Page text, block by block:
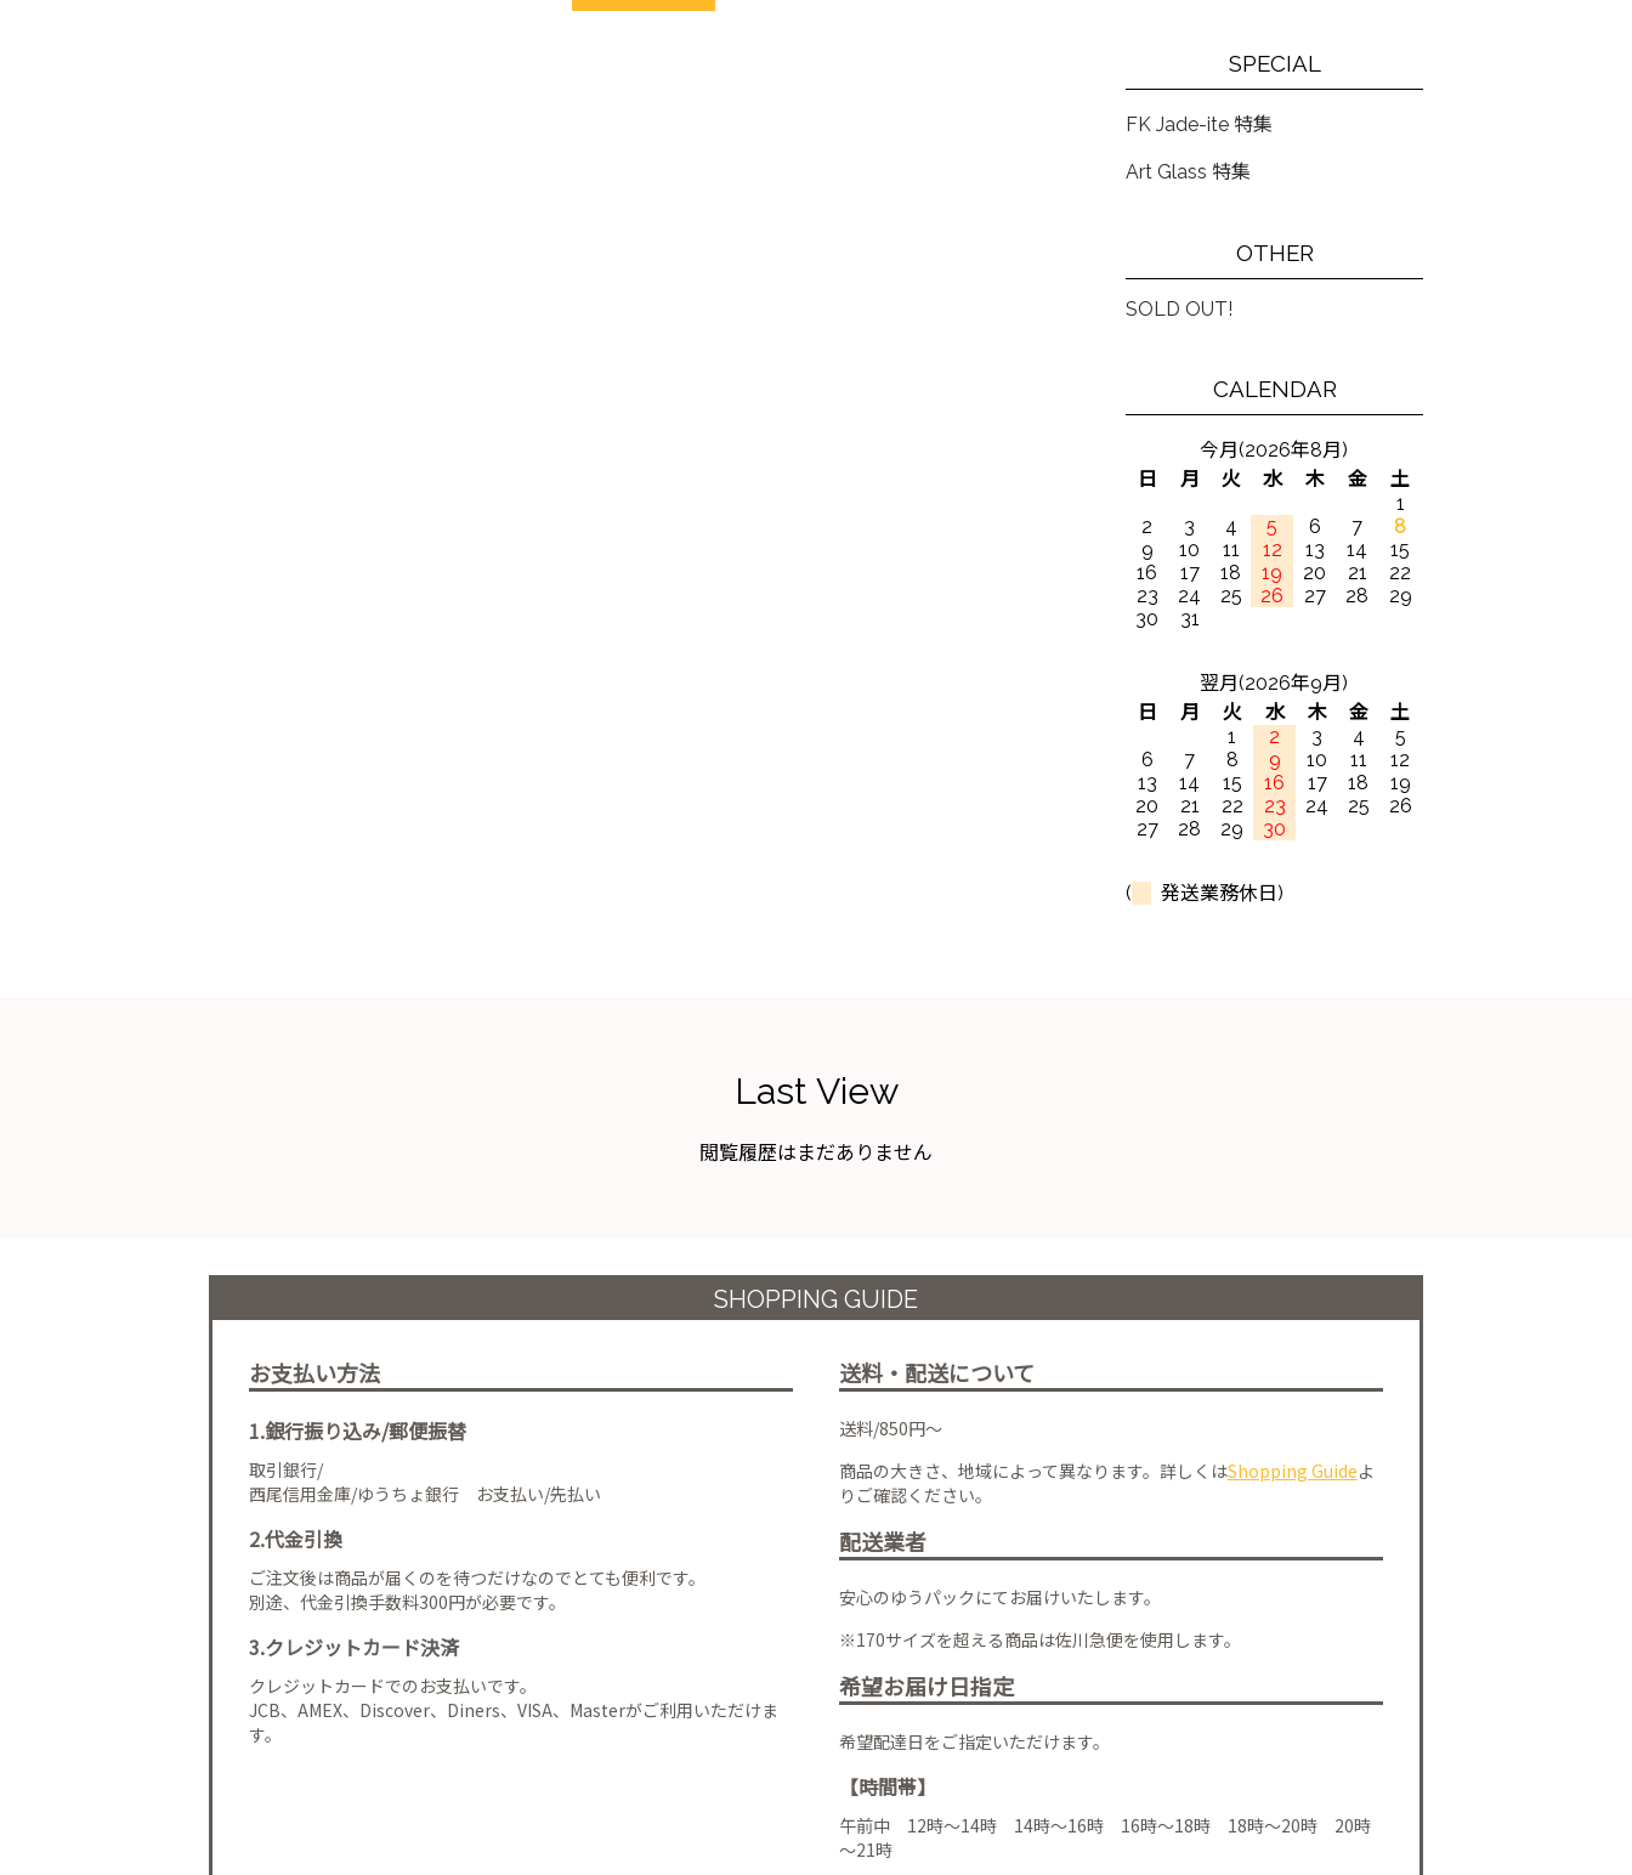
SPECIAL
FK Jade-ite 特集
Art Glass 特集
OTHER
SOLD OUT!
CALENDAR
今月(2026年8月)
日
月 火 水 木 金
土
1
2
3 4 5 6 7
8
9
10 11 12 13 14
15
16
17 18 19 20 21
22
23
24 25 26 27 28
29
30
31
翌月(2026年9月)
日
月 火 水 木 金
土
1
2 3 4
5
6
7 8 9 10 11
12
13
14 15 16 17 18
19
20
21 22 23 24 25
26
27
28 29 30
( 発送業務休日)
Last View
閲覧履歴はまだありません
SHOPPING GUIDE
お支払い方法
1.銀行振り込み/郵便振替
取引銀行/
西尾信用金庫/ゆうちょ銀行 お支払い/先払い
2.代金引換
ご注文後は商品が届くのを待つだけなのでとても便利です。
別途、代金引換手数料300円が必要です。
3.クレジットカード決済
クレジットカードでのお支払いです。
JCB、AMEX、Discover、Diners、VISA、Masterがご利用いただけま
す。
送料・配送について
送料/850円～
商品の大きさ、地域によって異なります。詳しくはShopping Guideよ
りご確認ください。
配送業者
安心のゆうパックにてお届けいたします。
※170サイズを超える商品は佐川急便を使用します。
希望お届け日指定
希望配達日をご指定いただけます。
【時間帯】
午前中 12時～14時 14時～16時 16時～18時 18時～20時 20時
～21時